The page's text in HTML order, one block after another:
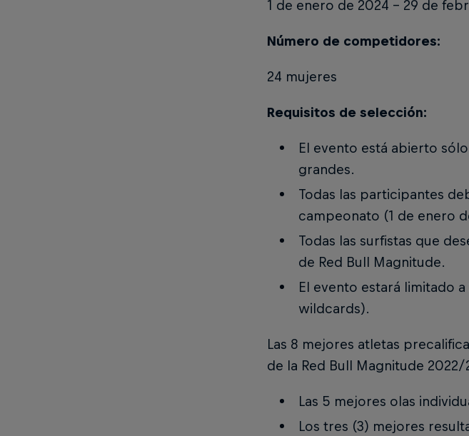
1 de enero de 2024 - 29 de
Número de competidores:
24 mujeres
Requisitos de selección:
El evento está abierto
grandes.
Todas las participantes
campeonato (1 de enero
Todas las surfistas que
de Red Bull Magnitude.
El evento estará limitado
wildcards).
Las 8 mejores atletas
de la Red Bull Magnitude 2022/
Las 5 mejores olas
Los tres (3) mejores